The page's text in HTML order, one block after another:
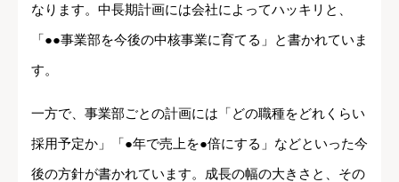
なります。中長期計画には会社によってハッキリと、
「●●事業部を今後の中核事業に育てる」と書かれていま
す。
一方で、事業部ごとの計画には「どの職種をどれくらい
採用予定か」「●年で売上を●倍にする」などといった今
後の方針が書かれています。成長の幅の大きさと、その